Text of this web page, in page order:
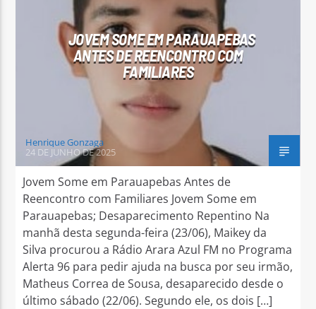
Arara Azul FM
JOVEM SOME EM PARAUAPEBAS
ANTES DE REENCONTRO COM
FAMILIARES
Henrique Gonzaga
24 DE JUNHO DE 2025
Jovem Some em Parauapebas Antes de
Reencontro com Familiares Jovem Some em
Parauapebas; Desaparecimento Repentino Na
manhã desta segunda-feira (23/06), Maikey da
Silva procurou a Rádio Arara Azul FM no Programa
Alerta 96 para pedir ajuda na busca por seu irmão,
Matheus Correa de Sousa, desaparecido desde o
último sábado (22/06). Segundo ele, os dois […]